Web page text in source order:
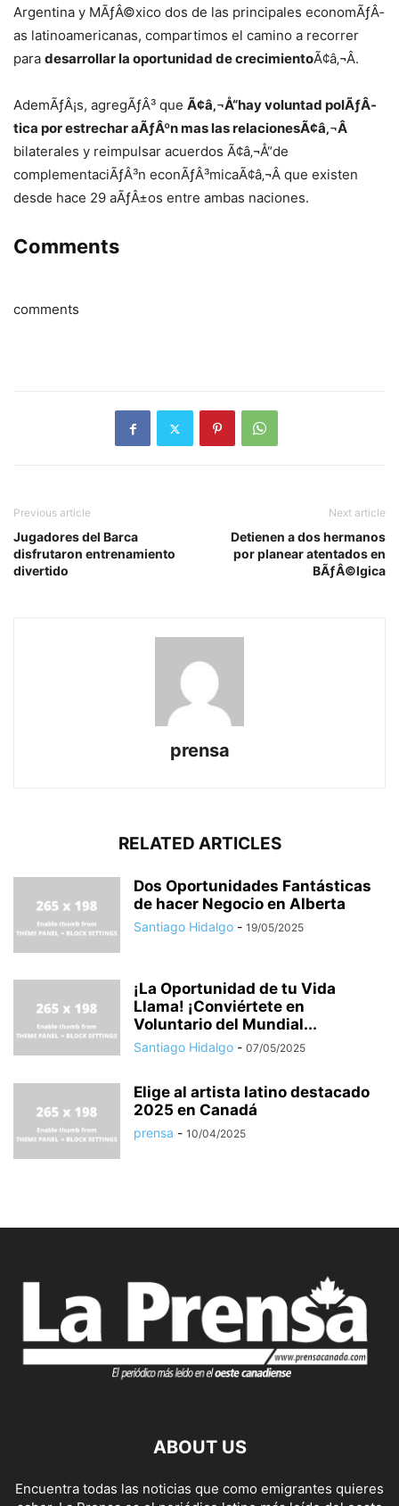
Argentina y MÃƒÂ©xico dos de las principales economÃƒÂ­
as latinoamericanas, compartimos el camino a recorrer
para desarrollar la oportunidad de crecimientoÃ¢â‚¬Â.
AdemÃƒÂ¡s, agregÃƒÂ³ que Ã¢â‚¬Å“hay voluntad polÃƒÂ­
tica por estrechar aÃƒÂºn mas las relacionesÃ¢â‚¬Â
bilaterales y reimpulsar acuerdos Ã¢â‚¬Å“de
complementaciÃƒÂ³n econÃƒÂ³micaÃ¢â‚¬Â que existen
desde hace 29 aÃƒÂ±os entre ambas naciones.
Comments
comments
Previous article
Jugadores del Barca
disfrutaron entrenamiento
divertido
Next article
Detienen a dos hermanos
por planear atentados en
BÃƒÂ©lgica
prensa
RELATED ARTICLES
Dos Oportunidades Fantásticas
de hacer Negocio en Alberta
Santiago Hidalgo - 19/05/2025
¡La Oportunidad de tu Vida
Llama! ¡Conviértete en
Voluntario del Mundial...
Santiago Hidalgo - 07/05/2025
Elige al artista latino destacado
2025 en Canadá
prensa - 10/04/2025
ABOUT US
Encuentra todas las noticias que como emigrantes quieres